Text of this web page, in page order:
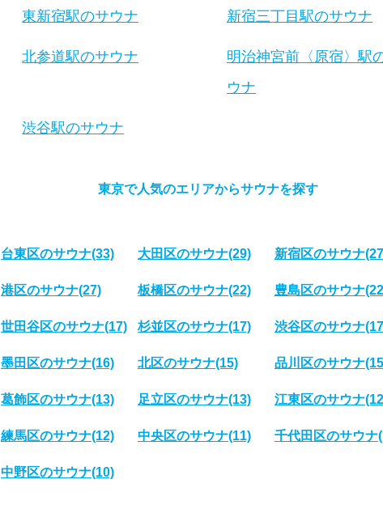
東新宿駅のサウナ 新宿三丁目駅のサウナ
北参道駅のサウナ
明治神宮前〈原宿〉駅
ウナ
渋谷駅のサウナ
東京で人気のエリアからサウナを探す
台東区のサウナ(33) 大田区のサウナ(29) 新宿区のサウナ
港区のサウナ(27) 板橋区のサウナ(22) 豊島区のサウナ
世田谷区のサウナ(17) 杉並区のサウナ(17) 渋谷区のサウナ
墨田区のサウナ(16) 北区のサウナ(15) 品川区のサウナ
葛飾区のサウナ(13) 足立区のサウナ(13) 江東区のサウナ
練馬区のサウナ(12) 中央区のサウナ(11) 千代田区のサウナ
中野区のサウナ(10)